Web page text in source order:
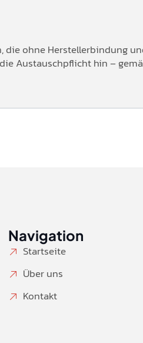
die ohne Herstellerbindung
Austauschpflicht hin –
Navigation
Startseite
Über uns
Kontakt